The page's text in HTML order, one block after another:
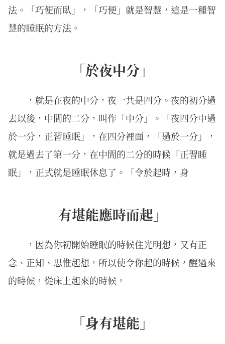
法。「巧便而臥」，「巧便」就是智慧，這是一種智
慧的睡眠的方法。
「於夜中分」
，就是在夜的中分，夜一共是四分。夜的初分過
去以後，中間的二分，叫作「中分」。「夜四分中過
於一分，正習睡眠」，在四分裡面，「過於一分」，
就是過去了第一分，在中間的二分的時候「正習睡
眠」，正式就是睡眠休息了。「令於起時，身
有堪能應時而起」
，因為你初開始睡眠的時候住光明想，又有正
念、正知、思惟起想，所以使令你起的時候，醒過來
的時候，從床上起來的時候，
「身有堪能」